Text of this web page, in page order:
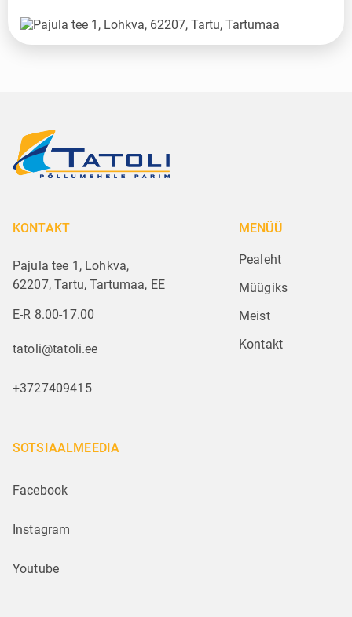
KONTAKT
Pajula tee 1, Lohkva,
62207, Tartu, Tartumaa, EE
E-R 8.00-17.00
tatoli@tatoli.ee
+3727409415
MENÜÜ
Pealeht
Müügiks
Meist
Kontakt
SOTSIAALMEEDIA
Facebook
Instagram
Youtube